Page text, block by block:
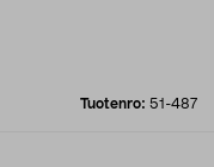
Tuotenro: 51-487